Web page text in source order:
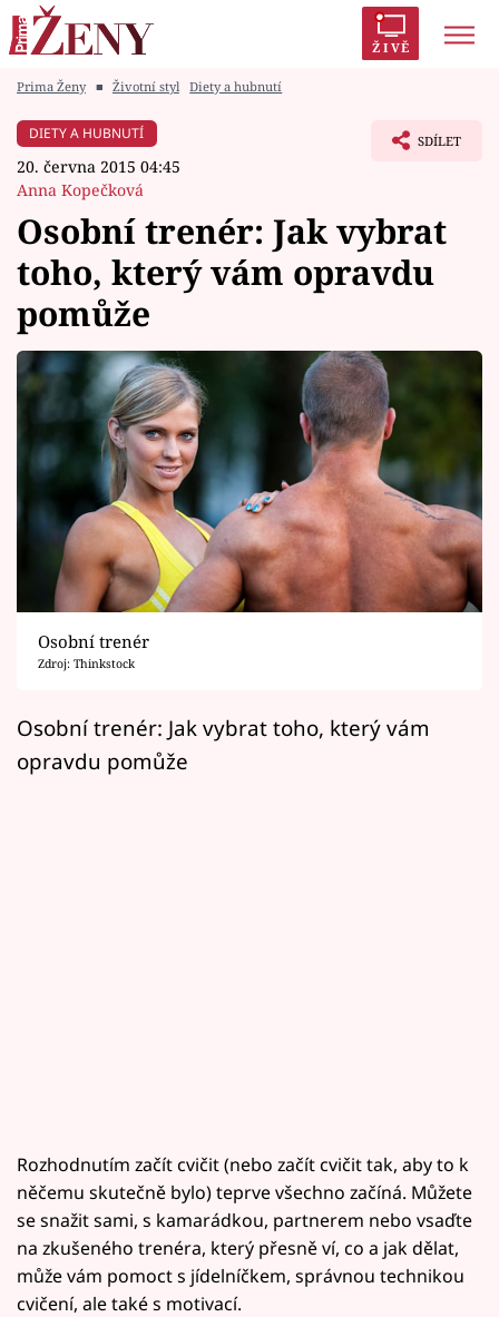
ŽIVĚ
Módní alarm
Zrádci
Témata
Celebrity
Vztahy
Seriály
Horoskopy
Sledujte prima+
Filmový festival Karlovy Vary
Pořady
Mámy sobě
Prima Ženy ■ Životní styl Diety a hubnutí
DIETY A HUBNUTÍ
20. června 2015 04:45
Anna Kopečková
SDÍLET
Osobní trenér: Jak vybrat
toho, který vám opravdu
pomůže
Osobní trenér
Zdroj: Thinkstock
Osobní trenér: Jak vybrat toho, který vám
opravdu pomůže
Rozhodnutím začít cvičit (nebo začít cvičit tak, aby to k
něčemu skutečně bylo) teprve všechno začíná. Můžete
se snažit sami, s kamarádkou, partnerem nebo vsaďte
na zkušeného trenéra, který přesně ví, co a jak dělat,
může vám pomoct s jídelníčkem, správnou technikou
cvičení, ale také s motivací.